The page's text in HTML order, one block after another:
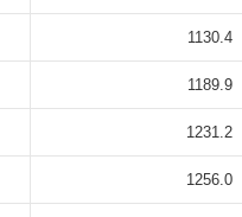
1130.4
1189.9
1231.2
1256.0